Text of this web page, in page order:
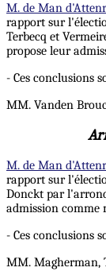
M. de Man
rapport sur
Terbecq et
propose leur
- Ces conclusions
MM. Vanden
M. de Man
rapport sur
Donckt par
admission comme
- Ces conclusions
MM. Magherman,